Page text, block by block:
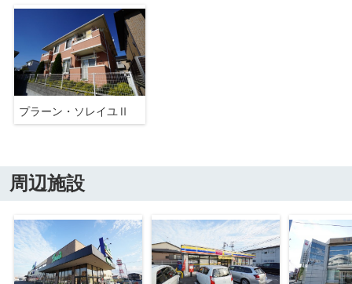
プラーン・ソレイユⅡ
周辺施設